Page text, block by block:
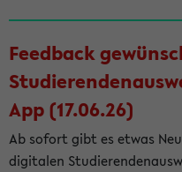
Feedback
App (17.06.26)
Ab sofort gibt es etwas
digitalen